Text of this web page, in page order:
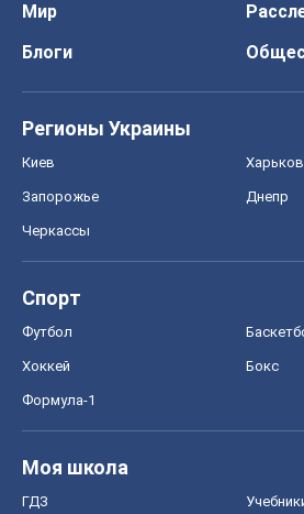
Мир
Блоги
Регионы Украины
Киев Харьков
Запорожье Днепр
Черкассы
Спорт
Футбол
Хоккей Бокс
Формула-1
Моя школа
ГДЗ